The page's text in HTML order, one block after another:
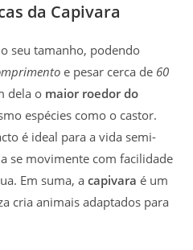
da Capivara
seu tamanho, podendo
e pesar cerca de 60
dela o maior roedor do
espécies como o castor.
é ideal para a vida semi-
se movimente com facilidade
Em suma, a capivara é um
cria animais adaptados para